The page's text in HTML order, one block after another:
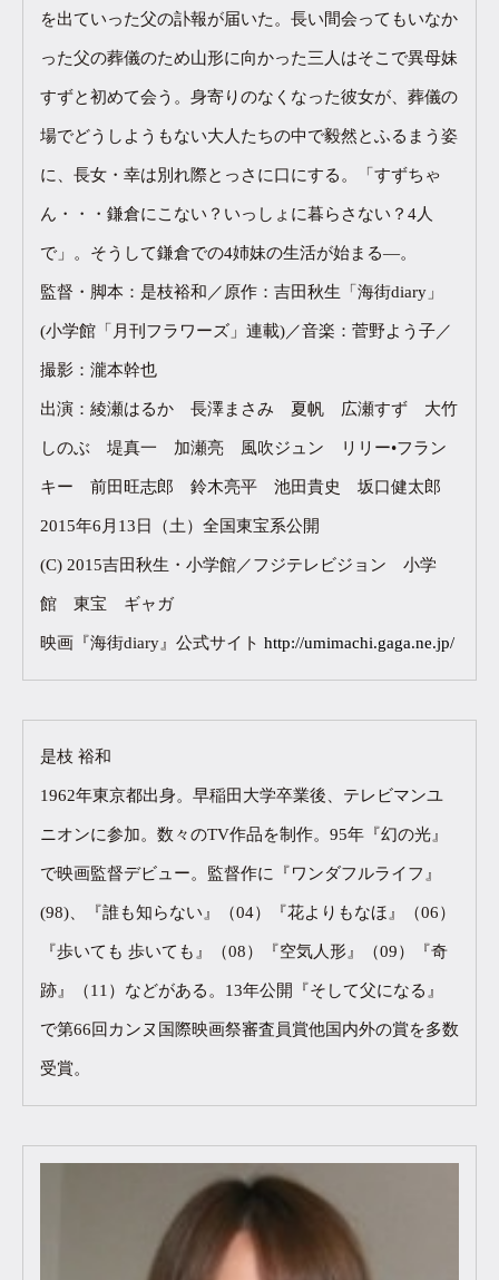
を出ていった父の訃報が届いた。長い間会ってもいなか
った父の葬儀のため山形に向かった三人はそこで異母妹
すずと初めて会う。身寄りのなくなった彼女が、葬儀の
場でどうしようもない大人たちの中で毅然とふるまう姿
に、長女・幸は別れ際とっさに口にする。「すずちゃ
ん・・・鎌倉にこない？いっしょに暮らさない？4人
で」。そうして鎌倉での4姉妹の生活が始まる―。
監督・脚本：是枝裕和／原作：吉田秋生「海街diary」
(小学館「月刊フラワーズ」連載)／音楽：菅野よう子／
撮影：瀧本幹也
出演：綾瀬はるか 長澤まさみ 夏帆 広瀬すず 大竹
しのぶ 堤真一 加瀬亮 風吹ジュン リリー•フラン
キー 前田旺志郎 鈴木亮平 池田貴史 坂口健太郎
2015年6月13日（土）全国東宝系公開
(C) 2015吉田秋生・小学館／フジテレビジョン 小学
館 東宝 ギャガ
映画『海街diary』公式サイト http://umimachi.gaga.ne.jp/
是枝 裕和
1962年東京都出身。早稲田大学卒業後、テレビマンユ
ニオンに参加。数々のTV作品を制作。95年『幻の光』
で映画監督デビュー。監督作に『ワンダフルライフ』
(98)、『誰も知らない』（04）『花よりもなほ』（06）
『歩いても 歩いても』（08）『空気人形』（09）『奇
跡』（11）などがある。13年公開『そして父になる』
で第66回カンヌ国際映画祭審査員賞他国内外の賞を多数
受賞。